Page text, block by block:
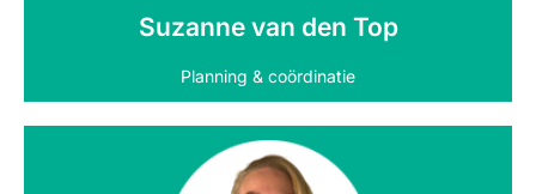
Suzanne van den Top
Planning & coördinatie